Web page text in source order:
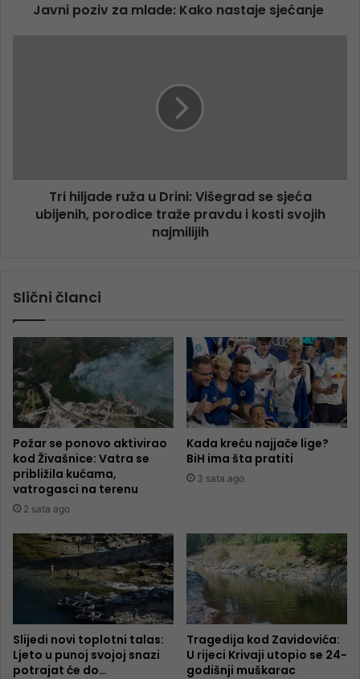
Javni poziv za mlade: Kako nastaje sjećanje
Tri hiljade ruža u Drini: Višegrad se sjeća
ubijenih, porodice traže pravdu i kosti svojih
najmilijih
Slični članci
Požar se ponovo aktivirao
kod Živašnice: Vatra se
približila kućama,
vatrogasci na terenu
2 sata ago
Kada kreću najjače lige?
BiH ima šta pratiti
3 sata ago
Slijedi novi toplotni talas:
Ljeto u punoj svojoj snazi
potrajat će do…
Tragedija kod Zavidovića:
U rijeci Krivaji utopio se 24-
godišnji muškarac